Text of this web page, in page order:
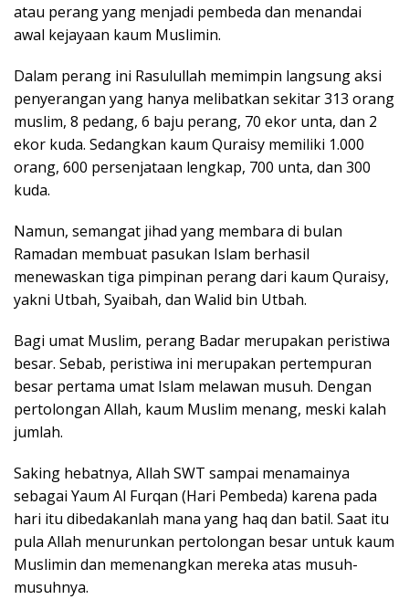
atau perang yang menjadi pembeda dan menandai
awal kejayaan kaum Muslimin.
Dalam perang ini Rasulullah memimpin langsung aksi
penyerangan yang hanya melibatkan sekitar 313 orang
muslim, 8 pedang, 6 baju perang, 70 ekor unta, dan 2
ekor kuda. Sedangkan kaum Quraisy memiliki 1.000
orang, 600 persenjataan lengkap, 700 unta, dan 300
kuda.
Namun, semangat jihad yang membara di bulan
Ramadan membuat pasukan Islam berhasil
menewaskan tiga pimpinan perang dari kaum Quraisy,
yakni Utbah, Syaibah, dan Walid bin Utbah.
Bagi umat Muslim, perang Badar merupakan peristiwa
besar. Sebab, peristiwa ini merupakan pertempuran
besar pertama umat Islam melawan musuh. Dengan
pertolongan Allah, kaum Muslim menang, meski kalah
jumlah.
Saking hebatnya, Allah SWT sampai menamainya
sebagai Yaum Al Furqan (Hari Pembeda) karena pada
hari itu dibedakanlah mana yang haq dan batil. Saat itu
pula Allah menurunkan pertolongan besar untuk kaum
Muslimin dan memenangkan mereka atas musuh-
musuhnya.